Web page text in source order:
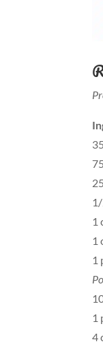
1
1
1
1
4